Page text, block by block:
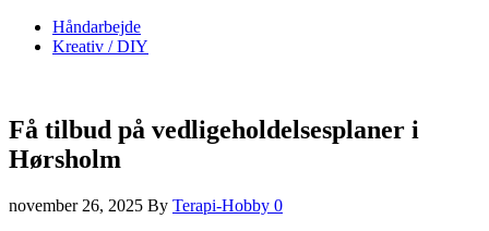
Håndarbejde
Kreativ / DIY
Få tilbud på vedligeholdelsesplaner i
Hørsholm
november 26, 2025 By Terapi-Hobby 0